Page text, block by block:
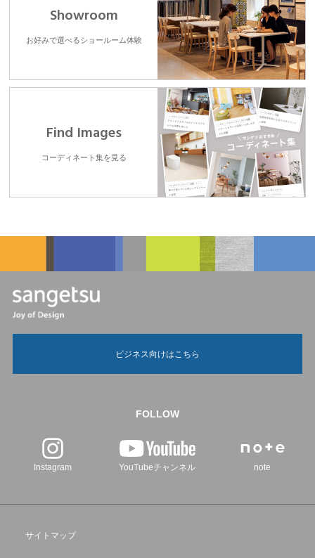
Showroom
お好みで選べるショールーム体験
Find Images
コーディネート集を見る
ビジネス向けはこちら
FOLLOW
Instagram YouTubeチャンネル note
サイトマップ